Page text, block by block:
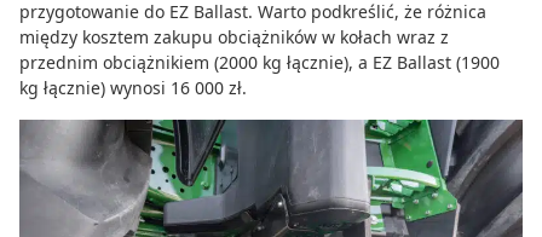
przygotowanie do EZ Ballast. Warto podkreślić, że różnica
między kosztem zakupu obciążników w kołach wraz z
przednim obciążnikiem (2000 kg łącznie), a EZ Ballast (1900
kg łącznie) wynosi 16 000 zł.